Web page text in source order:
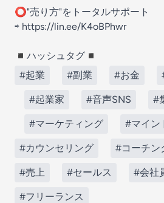
⭕️"売り方"をトータルサポート
⇨ https://lin.ee/K4oBPhwr
◾ハッシュタグ◾
#起業
#副業 #お金
#起業家 #音声SNS #
#マーケティング #マイン
#カウンセリング #コーチン
#売上 #セールス #会社
#フリーランス